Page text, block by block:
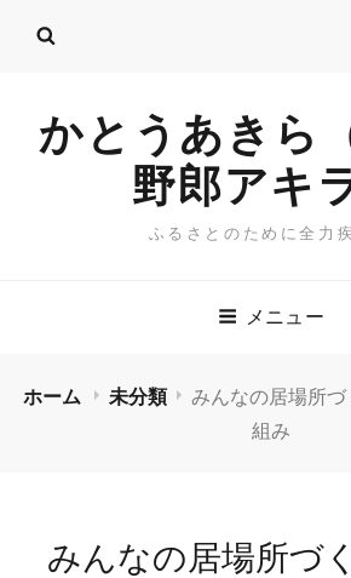
かとうあきら
野郎アキ
ふるさとのために全力
メニュー
ホーム 未分類
みんなの居場所
組み
みんなの居場所づ